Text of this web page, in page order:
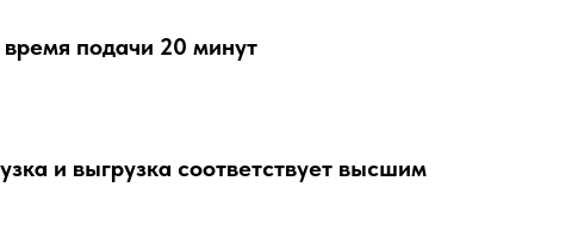
подачи 20 минут
и выгрузка соответствует высшим